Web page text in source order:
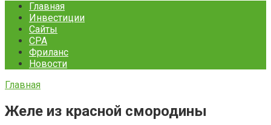
Главная
Инвестиции
Сайты
CPA
Фриланс
Новости
Главная
Желе из красной смородины